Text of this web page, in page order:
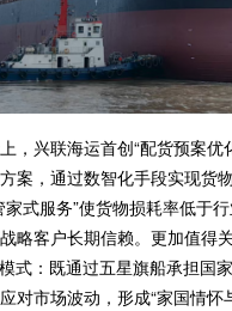
，兴联海运首创“配货预案优
案，通过数智化手段实现货
家式服务”使货物损耗率低于
略客户长期信赖。更加值得
式：既通过五星旗船承担国
对市场波动，形成“家国情怀